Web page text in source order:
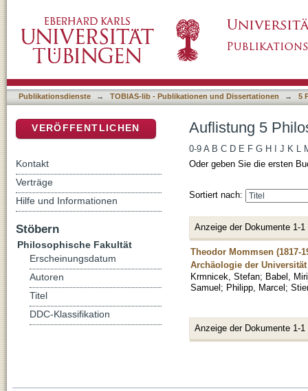
Publikationsdienste → TOBIAS-lib - Publikationen und Dissertationen → 5
Auflistung 5
0-9 A B C D E F G H J K L
Oder geben Sie die ersten
Sortiert nach:
Anzeige der Dokumente 1-1
Theodor Mommsen (1817-
Archäologie der
Krmnicek, Stefan; Babel,
Samuel; Philipp, Marcel;
Anzeige der Dokumente 1-1
VERÖFFENTLICHEN
Kontakt
Verträge
Hilfe und Informationen
Stöbern
Philosophische Fakultät
Erscheinungsdatum
Autoren
Titel
DDC-Klassifikation